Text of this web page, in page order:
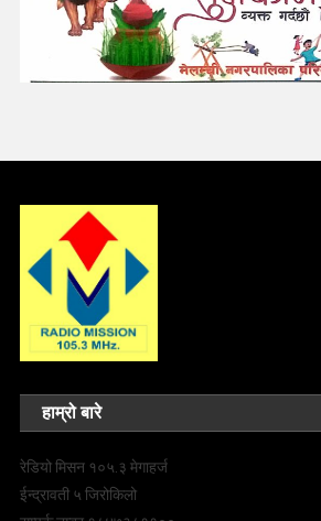
हाम्रो बारे
रेडियो मिसन १०५.३ मेगाहर्ज
ईन्द्रावती ५ जिरोकिलो